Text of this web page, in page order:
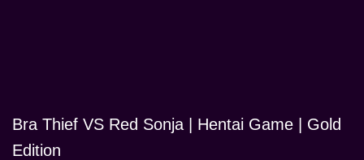
Bra Thief VS Red Sonja | Hentai Game | Gold
Edition